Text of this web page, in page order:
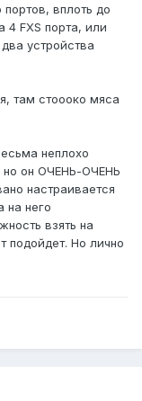
вплоть до
4 FXS порта, или
устройства
там стоооко мяса
неплохо
но он ОЧЕНЬ-ОЧЕНЬ
настраивается
на него
взять на
подойдет. Но лично